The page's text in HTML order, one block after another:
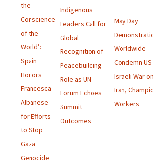
the
Conscience
of the
World’:
Spain
Honors
Francesca
Albanese
for Efforts
to Stop
Gaza
Genocide
Indigenous
Leaders Call for
Global
Recognition of
Peacebuilding
Role as UN
Forum Echoes
Summit
Outcomes
May Day
Worldwide
Condemn US-
Israeli War on
Iran,
Workers